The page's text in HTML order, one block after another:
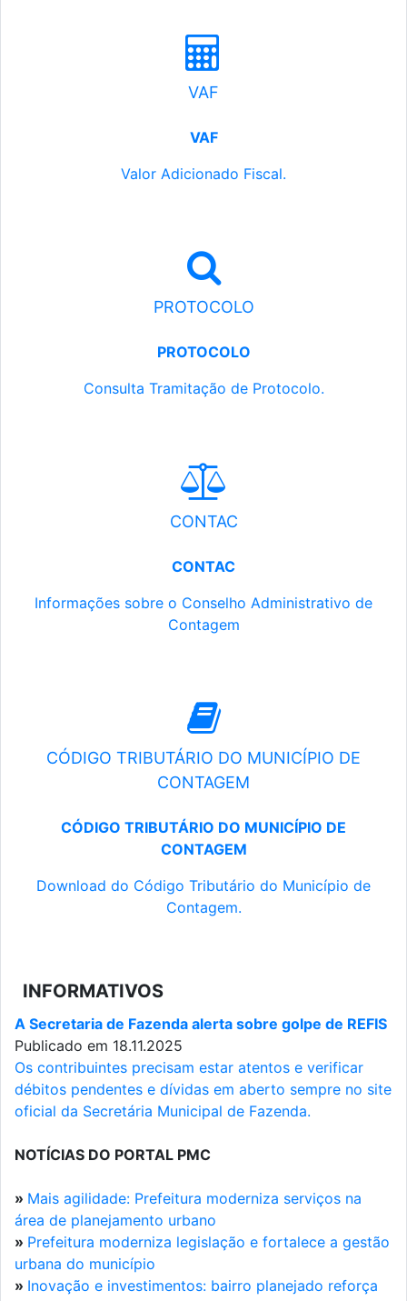
VAF
VAF
Valor Adicionado Fiscal.
PROTOCOLO
PROTOCOLO
Consulta Tramitação de Protocolo.
CONTAC
CONTAC
Informações sobre o Conselho Administrativo de
Contagem
CÓDIGO TRIBUTÁRIO DO MUNICÍPIO DE
CONTAGEM
CÓDIGO TRIBUTÁRIO DO MUNICÍPIO DE
CONTAGEM
Download do Código Tributário do Município de
Contagem.
INFORMATIVOS
A Secretaria de Fazenda alerta sobre golpe de REFIS
Publicado em 18.11.2025
Os contribuintes precisam estar atentos e verificar
débitos pendentes e dívidas em aberto sempre no site
oficial da Secretária Municipal de Fazenda.
NOTÍCIAS DO PORTAL PMC
» Mais agilidade: Prefeitura moderniza serviços na
área de planejamento urbano
» Prefeitura moderniza legislação e fortalece a gestão
urbana do município
» Inovação e investimentos: bairro planejado reforça